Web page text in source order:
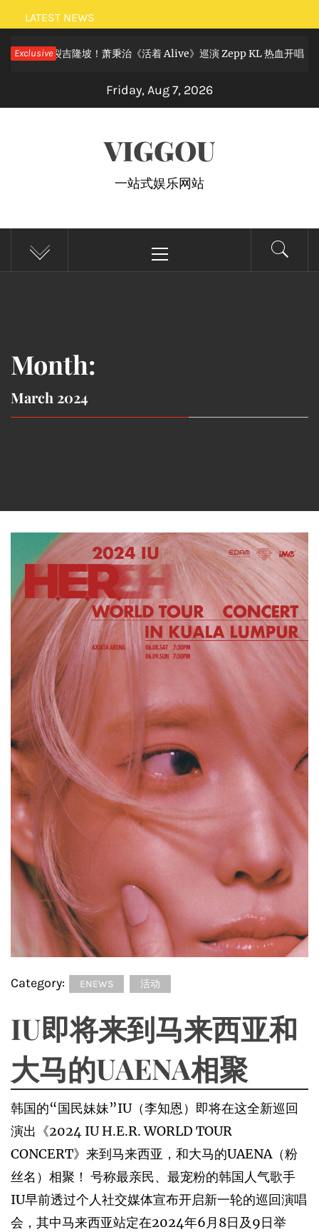
Skip
to
content
LATEST NEWS
Exclusive
炸裂吉隆坡！萧秉治《活着 Alive》巡演 Zepp KL 热血开唱 1
Friday, Aug 7, 2026
VIGGOU
一站式娱乐网站
Menu
Month:
March 2024
Category: ENEWS 活动
IU即将来到马来西亚和
大马的UAENA相聚
韩国的“国民妹妹”IU（李知恩）即将在这全新巡回
演出《2024 IU H.E.R. WORLD TOUR
CONCERT》来到马来西亚，和大马的UAENA（粉
丝名）相聚！ 号称最亲民、最宠粉的韩国人气歌手
IU早前透过个人社交媒体宣布开启新一轮的巡回演唱
会，其中马来西亚站定在2024年6月8日及9日举